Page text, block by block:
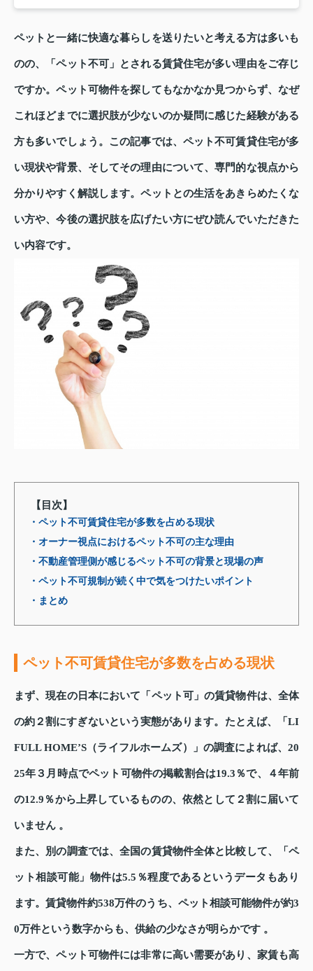
ペットと一緒に快適な暮らしを送りたいと考える方は多いも
のの、「ペット不可」とされる賃貸住宅が多い理由をご存じ
ですか。ペット可物件を探してもなかなか見つからず、なぜ
これほどまでに選択肢が少ないのか疑問に感じた経験がある
方も多いでしょう。この記事では、ペット不可賃貸住宅が多
い現状や背景、そしてその理由について、専門的な視点から
分かりやすく解説します。ペットとの生活をあきらめたくな
い方や、今後の選択肢を広げたい方にぜひ読んでいただきた
い内容です。
【目次】
・ペット不可賃貸住宅が多数を占める現状
・オーナー視点におけるペット不可の主な理由
・不動産管理側が感じるペット不可の背景と現場の声
・ペット不可規制が続く中で気をつけたいポイント
・まとめ
ペット不可賃貸住宅が多数を占める現状
まず、現在の日本において「ペット可」の賃貸物件は、全体
の約２割にすぎないという実態があります。たとえば、「LI
FULL HOME’S（ライフルホームズ）」の調査によれば、20
25年３月時点でペット可物件の掲載割合は19.3％で、４年前
の12.9％から上昇しているものの、依然として２割に届いて
いません 。
また、別の調査では、全国の賃貸物件全体と比較して、「ペ
ット相談可能」物件は5.5％程度であるというデータもあり
ます。賃貸物件約538万件のうち、ペット相談可能物件が約3
0万件という数字からも、供給の少なさが明らかです 。
一方で、ペット可物件には非常に高い需要があり、家賃も高